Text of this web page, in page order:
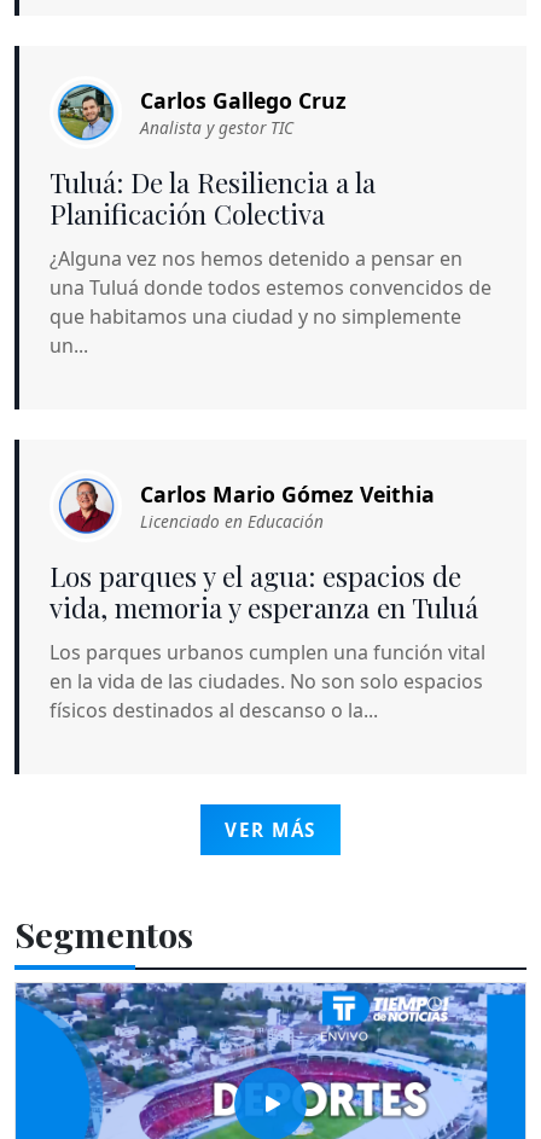
Carlos Gallego Cruz
Analista y gestor TIC
Tuluá: De la Resiliencia a la
Planificación Colectiva
¿Alguna vez nos hemos detenido a pensar en
una Tuluá donde todos estemos convencidos de
que habitamos una ciudad y no simplemente
un...
Carlos Mario Gómez Veithia
Licenciado en Educación
Los parques y el agua: espacios de
vida, memoria y esperanza en Tuluá
Los parques urbanos cumplen una función vital
en la vida de las ciudades. No son solo espacios
físicos destinados al descanso o la...
VER MÁS
Segmentos